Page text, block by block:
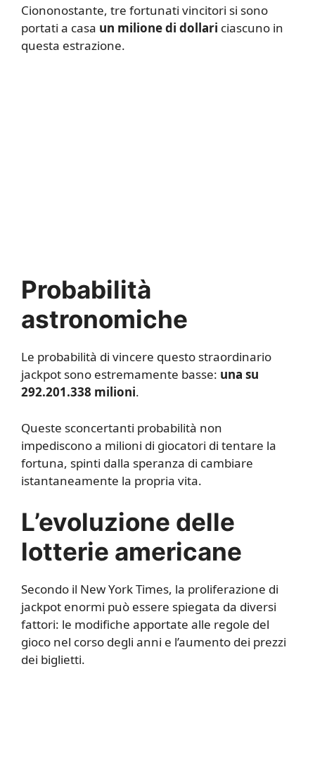
Ciononostante, tre fortunati vincitori si sono
portati a casa un milione di dollari ciascuno in
questa estrazione.
Probabilità
astronomiche
Le probabilità di vincere questo straordinario
jackpot sono estremamente basse: una su
292.201.338 milioni.
Queste sconcertanti probabilità non
impediscono a milioni di giocatori di tentare la
fortuna, spinti dalla speranza di cambiare
istantaneamente la propria vita.
L’evoluzione delle
lotterie americane
Secondo il New York Times, la proliferazione di
jackpot enormi può essere spiegata da diversi
fattori: le modifiche apportate alle regole del
gioco nel corso degli anni e l’aumento dei prezzi
dei biglietti.